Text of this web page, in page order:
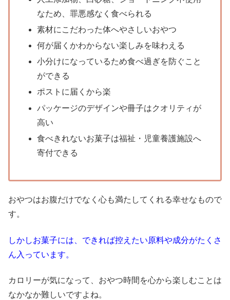
なため、罪悪感なく食べられる
素材にこだわった体へやさしいおやつ
何が届くかわからない楽しみを味わえる
小分けになっているため食べ過ぎを防ぐこと
ができる
ポストに届くから楽
パッケージのデザインや冊子はクオリティが
高い
食べきれないお菓子は福祉・児童養護施設へ
寄付できる
おやつはお腹だけでなく心も満たしてくれる幸せなもので
す。
しかしお菓子には、できれば控えたい原料や成分がたくさ
ん入っています。
カロリーが気になって、おやつ時間を心から楽しむことは
なかなか難しいですよね。